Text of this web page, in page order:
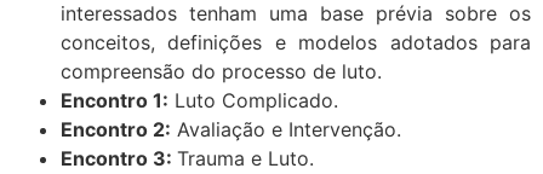
interessados tenham uma base prévia sobre os
conceitos, definições e modelos adotados para
compreensão do processo de luto.
Encontro 1: Luto Complicado.
Encontro 2: Avaliação e Intervenção.
Encontro 3: Trauma e Luto.